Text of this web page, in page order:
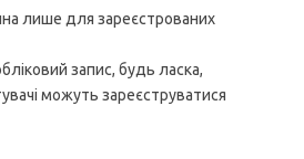
лише для зареєстрованих
запис, будь ласка,
можуть зареєструватися